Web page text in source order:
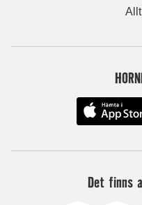
Det finns